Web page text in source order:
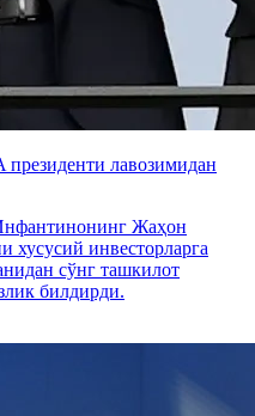
лавозимидан
Жаҳон
хусусий инвесторларга
сўнг ташкилот
билдирди.